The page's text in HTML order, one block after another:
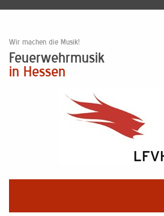
Wir machen die Musik!
Feuerwehrmusik
in Hessen